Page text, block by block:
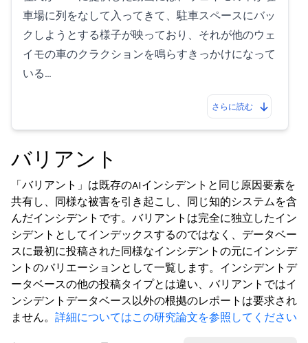
車場に列をなして入ってきて、駐車スペースにバッ
クしようとする様子が映っており、それが他のウェ
イモの車のクラクションを鳴らすきっかけになって
いる…
さらに読む
バリアント
「バリアント」は既存のAIインシデントと同じ原因要素を
共有し、同様な被害を引き起こし、同じ知的システムを含
んだインシデントです。バリアントは完全に独立したイン
シデントとしてインデックスするのではなく、データベー
スに最初に投稿された同様なインシデントの元にインシデ
ントのバリエーションとして一覧します。インシデントデ
ータベースの他の投稿タイプとは違い、バリアントではイ
ンシデントデータベース以外の根拠のレポートは要求され
ません。 詳細についてはこの研究論文を参照してください